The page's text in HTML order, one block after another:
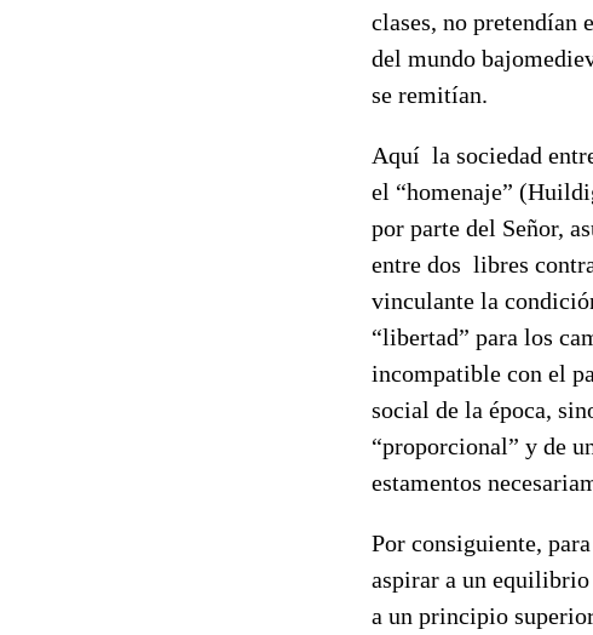
clases, no pretendían
del mundo
se remitían.
Aquí la sociedad
el “homenaje”
por parte del Señor,
entre dos libres
vinculante la
“libertad” para los
incompatible con el
social de la época,
“proporcional” y de
estamentos
Por consiguiente,
aspirar a un
a un principio